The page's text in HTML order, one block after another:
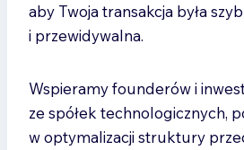
aby Twoja transakcja była
i przewidywalna.
Wspieramy founderów i
ze spółek technologicznych,
w optymalizacji struktury